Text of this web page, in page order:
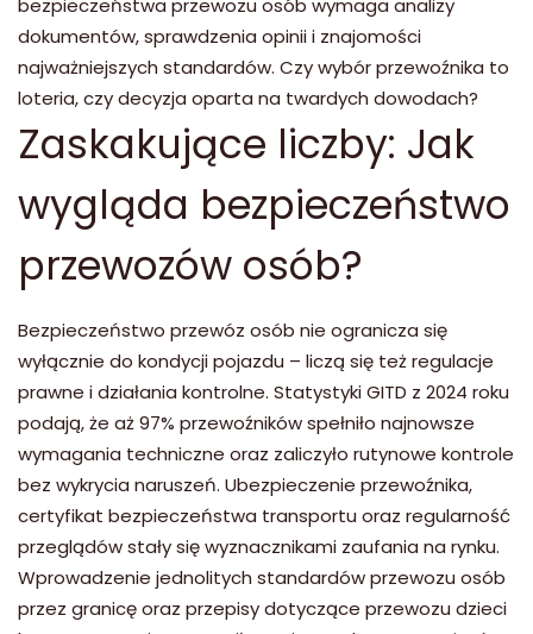
bezpieczeństwa przewozu osób wymaga analizy
dokumentów, sprawdzenia opinii i znajomości
najważniejszych standardów. Czy wybór przewoźnika to
loteria, czy decyzja oparta na twardych dowodach?
Zaskakujące liczby: Jak
wygląda bezpieczeństwo
przewozów osób?
Bezpieczeństwo przewóz osób nie ogranicza się
wyłącznie do kondycji pojazdu – liczą się też regulacje
prawne i działania kontrolne. Statystyki GITD z 2024 roku
podają, że aż 97% przewoźników spełniło najnowsze
wymagania techniczne oraz zaliczyło rutynowe kontrole
bez wykrycia naruszeń. Ubezpieczenie przewoźnika,
certyfikat bezpieczeństwa transportu oraz regularność
przeglądów stały się wyznacznikami zaufania na rynku.
Wprowadzenie jednolitych standardów przewozu osób
przez granicę oraz przepisy dotyczące przewozu dzieci